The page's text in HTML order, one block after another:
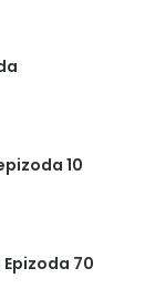
10
Epizoda 70